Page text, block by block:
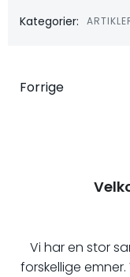
Kategorier:
Forrige
Vi har en stor
forskellige